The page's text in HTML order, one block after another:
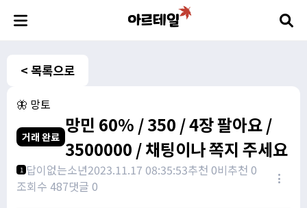
< 목록으로
🦋 망토
거래 완료
망민 60% / 350 / 4장 팔아요 /
3500000 / 채팅이나 쪽지 주세요
1 답이없는소년2023.11.17 08:35:53추천 0비추천 0
조회수 487댓글 0